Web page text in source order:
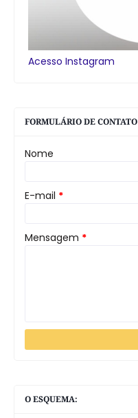
Acesso Instagram
FORMULÁRIO DE CONTATO
Nome
E-mail *
Mensagem *
O ESQUEMA: